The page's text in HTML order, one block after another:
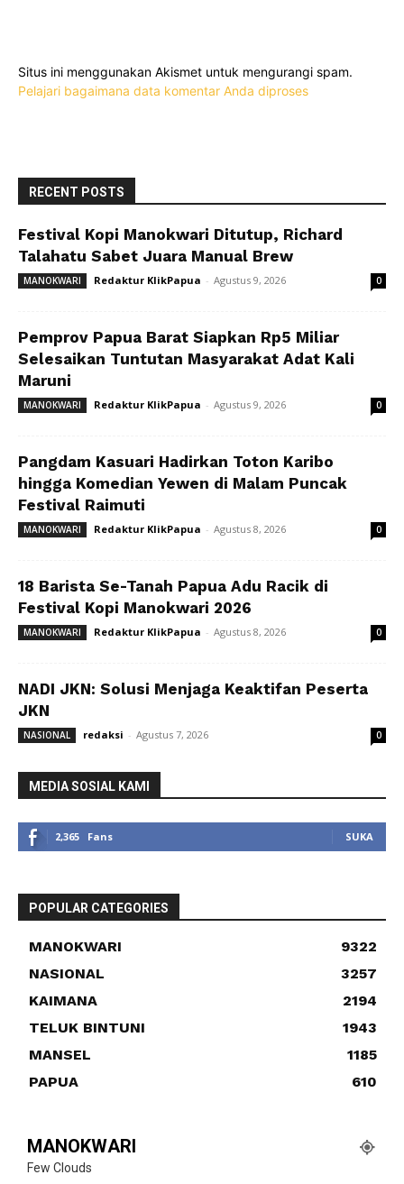
Situs ini menggunakan Akismet untuk mengurangi spam.
Pelajari bagaimana data komentar Anda diproses
RECENT POSTS
Festival Kopi Manokwari Ditutup, Richard
Talahatu Sabet Juara Manual Brew
MANOKWARI Redaktur KlikPapua - Agustus 9, 2026 0
Pemprov Papua Barat Siapkan Rp5 Miliar
Selesaikan Tuntutan Masyarakat Adat Kali
Maruni
MANOKWARI Redaktur KlikPapua - Agustus 9, 2026 0
Pangdam Kasuari Hadirkan Toton Karibo
hingga Komedian Yewen di Malam Puncak
Festival Raimuti
MANOKWARI Redaktur KlikPapua - Agustus 8, 2026 0
18 Barista Se-Tanah Papua Adu Racik di
Festival Kopi Manokwari 2026
MANOKWARI Redaktur KlikPapua - Agustus 8, 2026 0
NADI JKN: Solusi Menjaga Keaktifan Peserta
JKN
NASIONAL redaksi - Agustus 7, 2026 0
MEDIA SOSIAL KAMI
2,365 Fans SUKA
POPULAR CATEGORIES
MANOKWARI
9322
NASIONAL
3257
KAIMANA
2194
TELUK BINTUNI
1943
MANSEL
1185
PAPUA
610
MANOKWARI
Few Clouds